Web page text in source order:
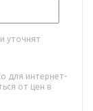
уточнят
для интернет-
от цен в